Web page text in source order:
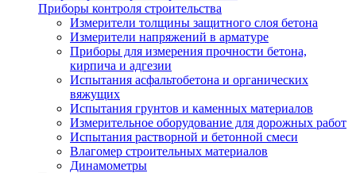
Приборы контроля строительства
Измерители толщины защитного слоя бетона
Измерители напряжений в арматуре
Приборы для измерения прочности бетона,
кирпича и адгезии
Испытания асфальтобетона и органических
вяжущих
Испытания грунтов и каменных материалов
Измерительное оборудование для дорожных работ
Испытания растворной и бетонной смеси
Влагомер строительных материалов
Динамометры